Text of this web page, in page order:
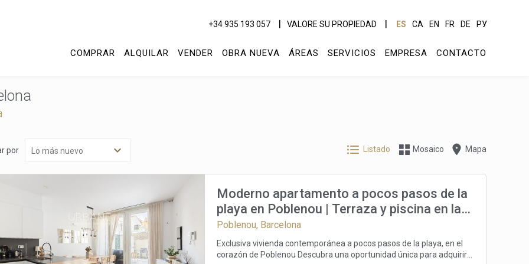
+34 935 193 057 VALORE SU PROPIEDAD ES CA EN FR DE РУ
COMPRAR ALQUILAR VENDER OBRA NUEVA ÁREAS SERVICIOS EMPRESA CONTACTO
por Listado Mosaico Mapa
Moderno apartamento a pocos pasos de la
playa en Poblenou | Terraza y piscina en la
azotea
Poblenou, Barcelona
Exclusiva vivienda contemporánea a pocos pasos de la playa, en el
corazón de Poblenou Descubra una oportunidad única para adquirir